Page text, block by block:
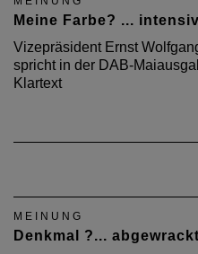
Meine Farbe? ...
Vizepräsident Ernst
spricht in der DAB-
Klartext
MEINUNG
Denkmal ?...